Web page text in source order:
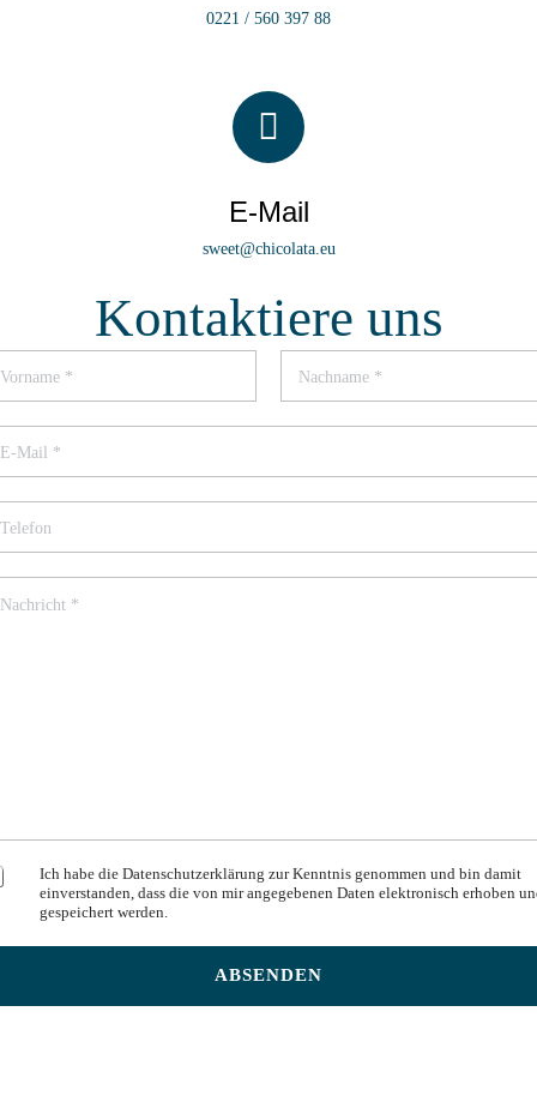
0221 / 560 397 88
E-Mail
sweet@chicolata.eu
Kontaktiere uns
m
e
*
O
Ich habe die Datenschutzerklärung zur Kenntnis genommen und bin damit
einverstanden, dass die von mir angegebenen Daten elektronisch erhoben
gespeichert werden.
ABSENDEN